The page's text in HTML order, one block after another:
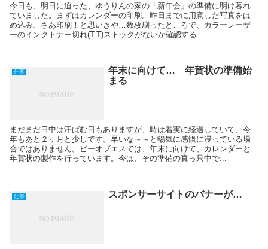
今日も、明日に迫った、ゆうりんの家の「新年会」の準備に明け暮れ
ていました。まずはカレンダーの印刷。昨日までに用意した写真をは
め込み、さあ印刷！と思いきや…数枚刷ったところで、カラーレーザ
ーのインクトナー切れ(T.T)ストックがないか確認する...
仕事
年末に向けて… 年賀状の準備始
まる
まだまだ日中は汗ばむ日もありますが、時は着実に経過していて、今
年もあと２ヶ月と少しです。早いな～～と暢気に感慨に浸っている場
合ではありません。ビーオブエスでは、年末に向けて、カレンダーと
年賀状の製作を行っています。今は、その準備の真っ只中で...
仕事 スポンサーサイトのバナーが…